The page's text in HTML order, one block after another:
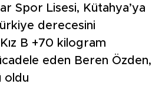
Spor Lisesi, Kütahya’ya
derecesini
B +70 kilogram
eden Beren Özden,
oldu